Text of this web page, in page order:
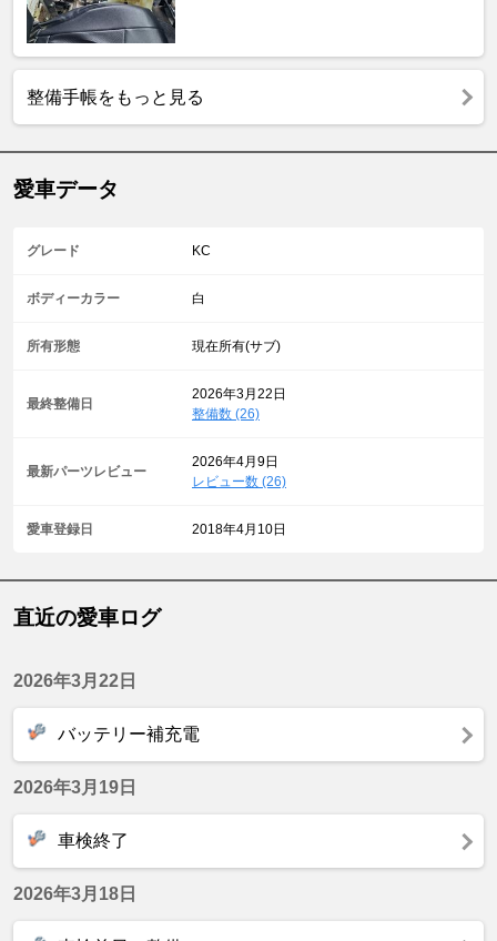
整備手帳をもっと見る
愛車データ
グレード KC
ボディーカラー 白
所有形態 現在所有(サブ)
最終整備日
2026年3月22日
整備数 (26)
最新パーツレビュー
2026年4月9日
レビュー数 (26)
愛車登録日 2018年4月10日
直近の愛車ログ
2026年3月22日
バッテリー補充電
2026年3月19日
車検終了
2026年3月18日